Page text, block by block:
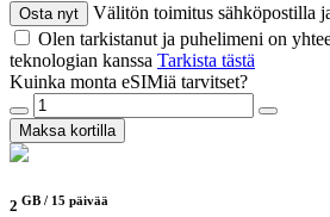
Osta nyt
Välitön toimitus sähköpostilla
Olen tarkistanut ja puhelimeni on
teknologian kanssa Tarkista tästä
Kuinka monta eSIMiä tarvitset?
Maksa kortilla
2 GB / 15 päivää